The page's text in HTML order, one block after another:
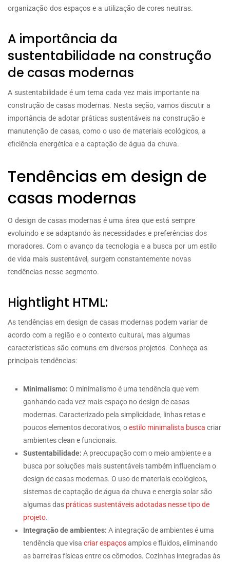
organização dos espaços e a utilização de cores neutras.
A importância da
sustentabilidade na construção
de casas modernas
A sustentabilidade é um tema cada vez mais importante na
construção de casas modernas. Nesta seção, vamos discutir a
importância de adotar práticas sustentáveis na construção e
manutenção de casas, como o uso de materiais ecológicos, a
eficiência energética e a captação de água da chuva.
Tendências em design de
casas modernas
O design de casas modernas é uma área que está sempre
evoluindo e se adaptando às necessidades e preferências dos
moradores. Com o avanço da tecnologia e a busca por um estilo
de vida mais sustentável, surgem constantemente novas
tendências nesse segmento.
Hightlight HTML:
As tendências em design de casas modernas podem variar de
acordo com a região e o contexto cultural, mas algumas
características são comuns em diversos projetos. Conheça as
principais tendências:
Minimalismo: O minimalismo é uma tendência que vem
ganhando cada vez mais espaço no design de casas
modernas. Caracterizado pela simplicidade, linhas retas e
poucos elementos decorativos, oestilo minimalista busca criar
ambientes clean e funcionais.
Sustentabilidade: A preocupação com o meio ambiente e a
busca por soluções mais sustentáveis também influenciam o
design de casas modernas. O uso de materiais ecológicos,
sistemas de captação de água da chuva e energia solar são
algumas das práticas sustentáveis adotadas nesse tipo de
projeto.
Integração de ambientes: A integração de ambientes é uma
tendência que visa criar espaçosamplos e fluidos, eliminando
as barreiras físicas entre os cômodos. Cozinhas integradas às